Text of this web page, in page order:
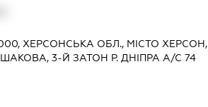
ХЕРСОНСЬКА ОБЛ., МІСТО ХЕРСОН,
3-Й ЗАТОН Р. ДНІПРА А/С 74